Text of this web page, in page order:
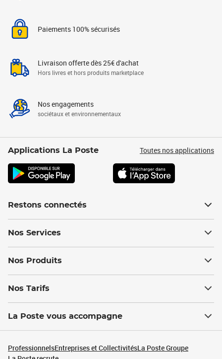
Paiements 100% sécurisés
Livraison offerte dès 25€ d'achat
Hors livres et hors produits marketplace
Nos engagements
sociétaux et environnementaux
Applications La Poste Toutes nos applications
Restons connectés
Nos Services
Nos Produits
Nos Tarifs
La Poste vous accompagne
ProfessionnelsEntreprises et CollectivitésLa Poste Groupe